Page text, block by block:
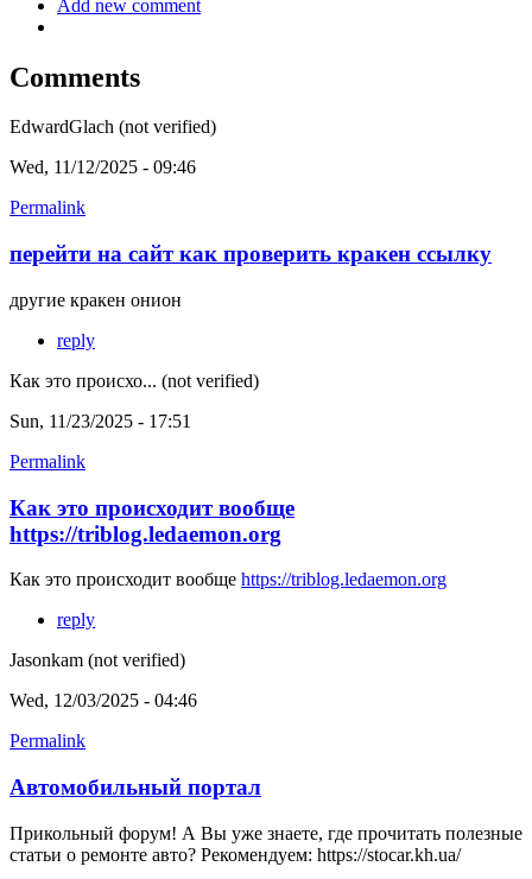
Add new comment
Comments
EdwardGlach (not verified)
Wed, 11/12/2025 - 09:46
Permalink
перейти на сайт как проверить кракен ссылку
другие кракен онион
reply
Как это происхо... (not verified)
Sun, 11/23/2025 - 17:51
Permalink
Как это происходит вообще
https://triblog.ledaemon.org
Как это происходит вообще https://triblog.ledaemon.org
reply
Jasonkam (not verified)
Wed, 12/03/2025 - 04:46
Permalink
Автомобильный портал
Прикольный форум! А Вы уже знаете, где прочитать полезные
статьи о ремонте авто? Рекомендуем: https://stocar.kh.ua/